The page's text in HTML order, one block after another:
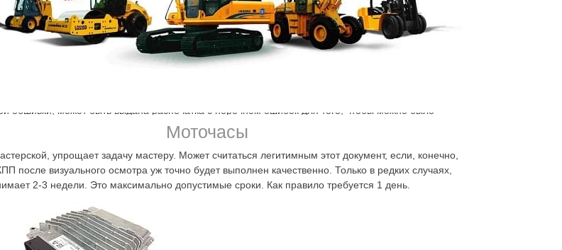
Моточасы
и обогревателях. Они напрямую подключены. После обращения к нашим сотрудникам,
осмотру, вскрытию герметичной обшивки. Ни одна мелочь не ускользнёт от пристального
Когда ремонтирует не профессионал, любитель, не редко приходится исправлять
до этого были исправны. Ремонт ЭБУ MitsubishiАКПП, обогревателя Вебасто в нашей
выгодных условиях. Безопасность, демократичность цен, качество гарантируется.
обшивки, может быть выдана распечатка с перечнем ошибок для того, чтобы можно было
честных условиях в нашей мастерской осуществляется ремонт
не должна долго без дела простаивать в гараже ни в коем случае. Уже через 1 день она
упрощает задачу мастеру. Может считаться легитимным этот документ, если, конечно,
визуального осмотра уж точно будет выполнен качественно. Только в редких случаях,
2-3 недели. Это максимально допустимые сроки. Как правило требуется 1 день.